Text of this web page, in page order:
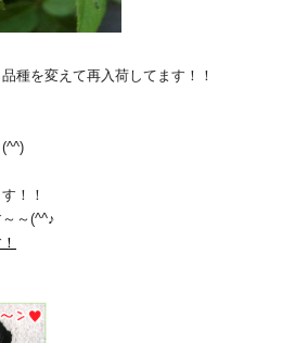
種を変えて再入荷してます！！
！！
～(^^♪